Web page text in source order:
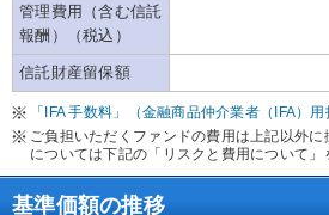
管理費用（含む信託
報酬）（税込）
信託財産留保額
「IFA 手数料」（金融商品仲介業者（IFA）
ご負担いただくファンドの費用は上記以外
については下記の「リスクと費用について」
基準価額の推移